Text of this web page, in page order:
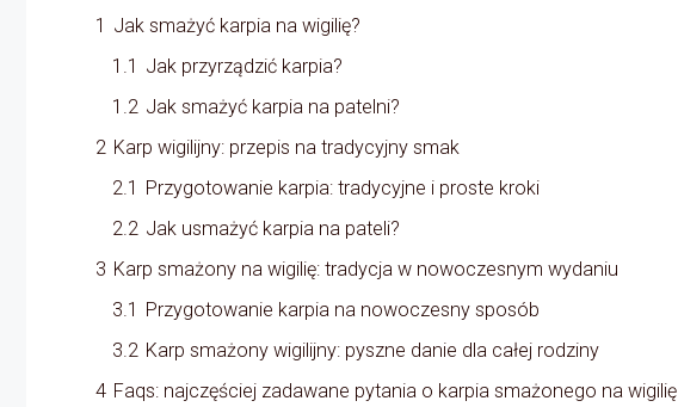
1 Jak smażyć karpia na wigilię?
1.1 Jak przyrządzić karpia?
1.2 Jak smażyć karpia na patelni?
2 Karp wigilijny: przepis na tradycyjny smak
2.1 Przygotowanie karpia: tradycyjne i proste kroki
2.2 Jak usmażyć karpia na pateli?
3 Karp smażony na wigilię: tradycja w nowoczesnym wydaniu
3.1 Przygotowanie karpia na nowoczesny sposób
3.2 Karp smażony wigilijny: pyszne danie dla całej rodziny
4 Faqs: najczęściej zadawane pytania o karpia smażonego na wigilię